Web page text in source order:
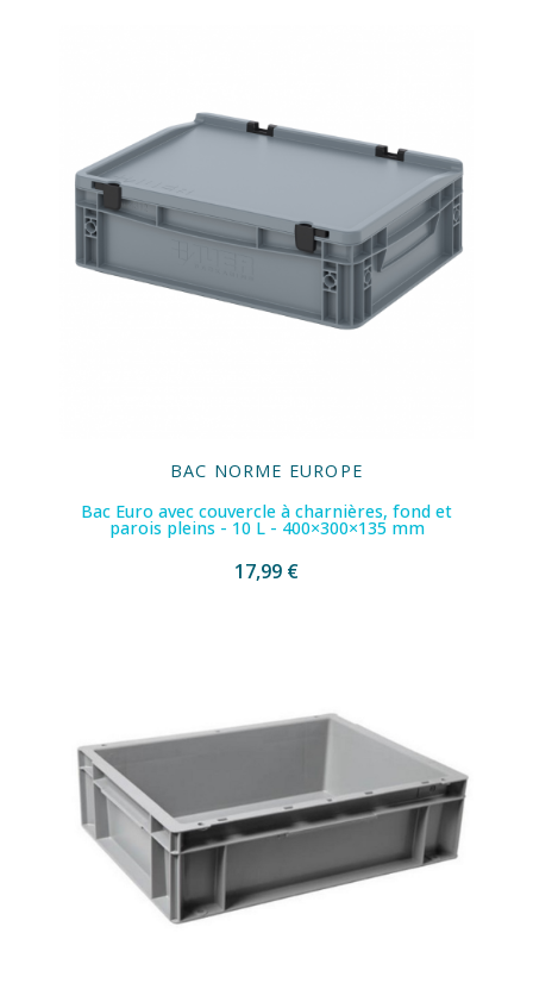
BAC NORME EUROPE
Bac Euro avec couvercle à charnières, fond et
parois pleins - 10 L - 400×300×135 mm
17,99 €